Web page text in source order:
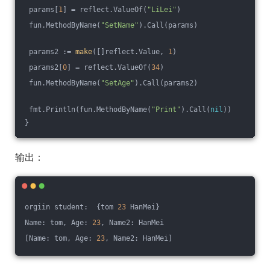
params[1 ] = reflect.ValueOf( "LiLei" )
fun.MethodByName( "SetName" ).Call(params)
params2 := make([]reflect.Value, 1 )
params2[0] = reflect.ValueOf(34)
fun.MethodByName( "SetAge" ).Call(params2)
fmt.Println(fun.MethodByName( "Print" ).Call( nil ))
}
输出：
orgiin student:  {tom 23 HanMei}
Name: tom, Age: 23 , Name2: HanMei
[Name: tom, Age: 23 , Name2: HanMei]